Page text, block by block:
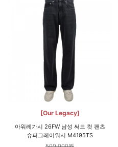
[Our Legacy]
아워레가시 26FW 남성 써드 컷 팬츠
슈퍼그레이워시 M4195TS